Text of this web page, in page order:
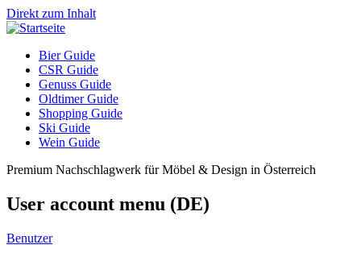
Direkt zum Inhalt
Bier Guide
CSR Guide
Genuss Guide
Oldtimer Guide
Shopping Guide
Ski Guide
Wein Guide
Premium Nachschlagwerk für Möbel & Design in Österreich
User account menu (DE)
Benutzer